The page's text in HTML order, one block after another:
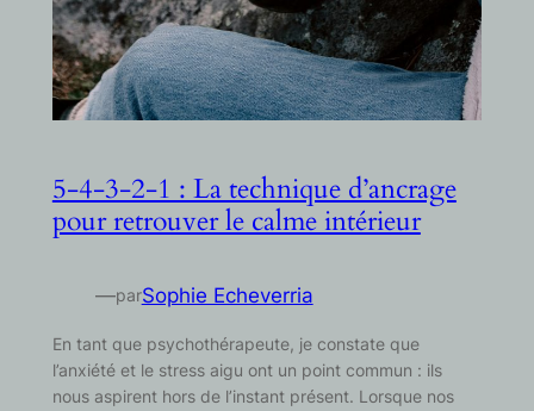
5-4-3-2-1 : La technique d’ancrage
pour retrouver le calme intérieur
—parSophie Echeverria
En tant que psychothérapeute, je constate que
l’anxiété et le stress aigu ont un point commun : ils
nous aspirent hors de l’instant présent. Lorsque nos